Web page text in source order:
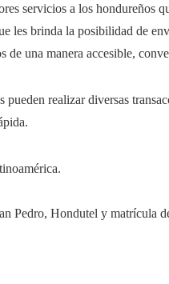
servicios a los hondureños
les brinda la posibilidad de
de una manera accesible,
pueden realizar diversas
Pedro, Hondutel y matrícula